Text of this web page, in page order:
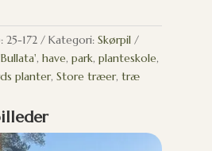
25-172 Kategori: Skørpil
, have, park, planteskole,
planter, Store træer, træ